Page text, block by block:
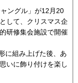
ングル」が12月20
して、クリスマス企
研修集会施設で開催
に組み上げた後、あ
いに飾り付けを楽し